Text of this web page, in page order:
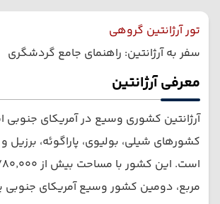
تور آرژانتین گروهی
سفر به آرژانتین: راهنمای جامع گردشگری
معرفی آرژانتین
آرژانتین کشوری وسیع در آمریکای جنوبی
کشورهای شیلی، بولیوی، پاراگوئه، برزیل
مربع، دومین کشور وسیع آمریکای جنوبی